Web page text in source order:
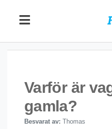
Varför är
gamla?
Besvarat av: Thomas